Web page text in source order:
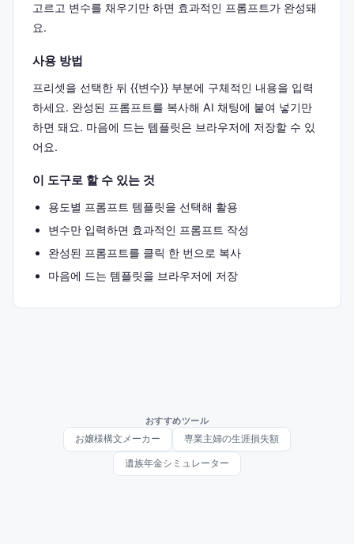
고르고 변수를 채우기만 하면 효과적인 프롬프트가 완성돼
요.
사용 방법
프리셋을 선택한 뒤 {{변수}} 부분에 구체적인 내용을 입력
하세요. 완성된 프롬프트를 복사해 AI 채팅에 붙여 넣기만
하면 돼요. 마음에 드는 템플릿은 브라우저에 저장할 수 있
어요.
이 도구로 할 수 있는 것
용도별 프롬프트 템플릿을 선택해 활용
변수만 입력하면 효과적인 프롬프트 작성
완성된 프롬프트를 클릭 한 번으로 복사
마음에 드는 템플릿을 브라우저에 저장
おすすめツール
お嬢様構文メーカー 専業主婦の生涯損失額
遺族年金シミュレーター